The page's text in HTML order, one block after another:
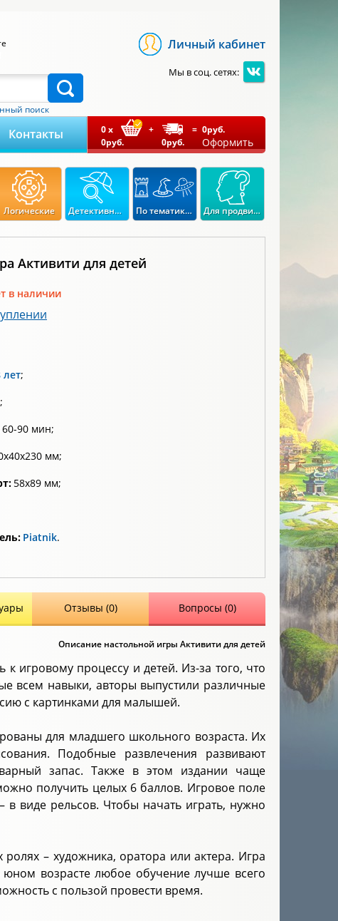
поиск
Личный кабинет
Мы в соц. сетях:
Контакты 0x
0руб.
+
0руб.
= 0руб.
Оформить
Логические Детективные По тематикам Для продвинутых
Активити для детей
в наличии
лет;
;
60-90 мин;
мм;
58х89 мм;
Piatnik.
Отзывы (0) Вопросы (0)
Описание настольной игры Активити для детей
игровому процессу и детей. Из-за того, что
всем навыки, авторы выпустили различные
с картинками для малышей.
для младшего школьного возраста. Их
Подобные развлечения развивают
запас. Также в этом издании чаще
получить целых 6 баллов. Игровое поле
виде рельсов. Чтобы начать играть, нужно
– художника, оратора или актера. Игра
возрасте любое обучение лучше всего
с пользой провести время.